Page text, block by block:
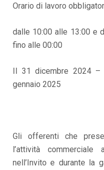
Orario di lavoro
dalle 10:00 alle 13:00 e
fino alle 00:00
Il 31 dicembre 2024 –
gennaio 2025
Gli offerenti che
l’attività
nell’Invito e durante la
*